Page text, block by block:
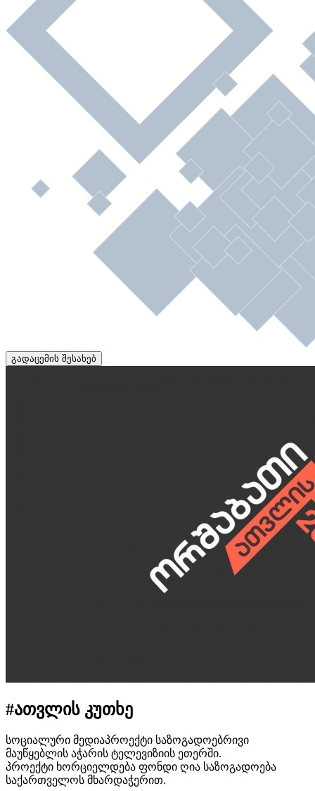
გადაცემის შესახებ
#ათვლის კუთხე
სოციალური მედიაპროექტი საზოგადოებრივი
მაუწყებლის აჭარის ტელევიზიის ეთერში.
პროექტი ხორციელდება ფონდი ღია საზოგადოება
საქართველოს მხარდაჭერით.